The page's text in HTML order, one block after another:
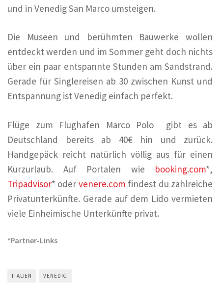
und in Venedig San Marco umsteigen.
Die Museen und berühmten Bauwerke wollen
entdeckt werden und im Sommer geht doch nichts
über ein paar entspannte Stunden am Sandstrand.
Gerade für Singlereisen ab 30 zwischen Kunst und
Entspannung ist Venedig einfach perfekt.
Flüge zum Flughafen Marco Polo gibt es ab
Deutschland bereits ab 40€ hin und zurück.
Handgepäck reicht natürlich völlig aus für einen
Kurzurlaub. Auf Portalen wie booking.com*,
Tripadvisor* oder venere.com findest du zahlreiche
Privatunterkünfte. Gerade auf dem Lido vermieten
viele Einheimische Unterkünfte privat.
*Partner-Links
ITALIEN VENEDIG